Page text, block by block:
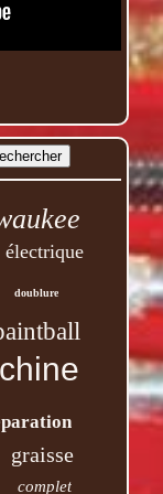
électrique
doublure
graisse
complet